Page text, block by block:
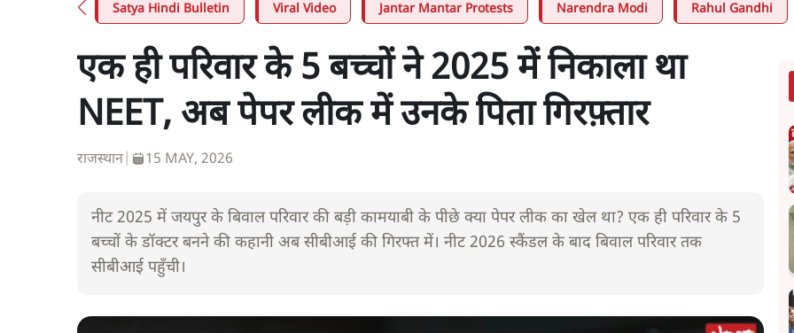
Satya Hindi Bulletin Viral Video Jantar Mantar Protests Narendra Modi Rahul Gandhi
एक ही परिवार के 5 बच्चों ने 2025 में निकाला था
NEET, अब पेपर लीक में उनके पिता गिरफ़्तार
राजस्थान 15 MAY, 2026
नीट 2025 में जयपुर के बिवाल परिवार की बड़ी कामयाबी के पीछे क्या पेपर लीक का खेल था? एक ही परिवार के 5
बच्चों के डॉक्टर बनने की कहानी अब सीबीआई की गिरफ्त में। नीट 2026 स्कैंडल के बाद बिवाल परिवार तक
सीबीआई पहुँची।